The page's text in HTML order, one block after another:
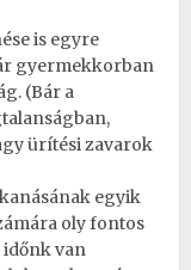
is egyre
gyermekkorban
(Bár a
ürítési zavarok
egyik
oly fontos
időnk van